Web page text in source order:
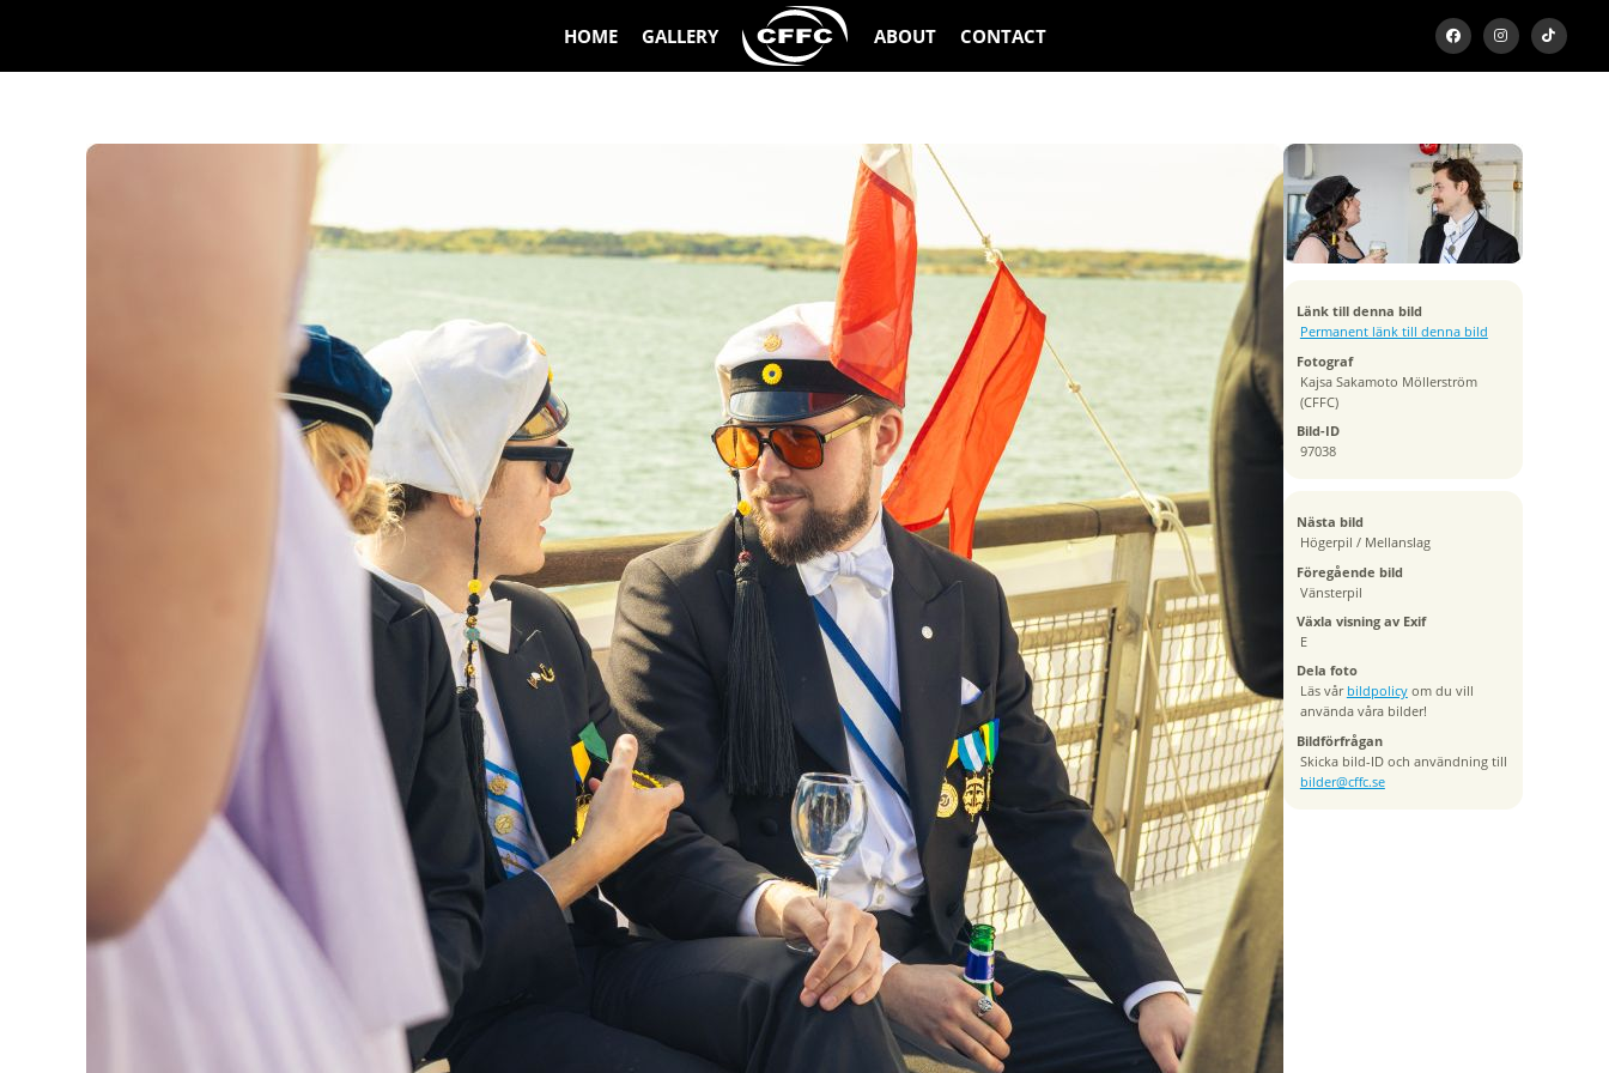
HOME GALLERY ABOUT CONTACT
Länk till denna bild
Permanent länk till denna bild
Fotograf
Kajsa Sakamoto Möllerström
(CFFC)
Bild-ID
97038
Exponeringstid
1/320 sek
Bländare
f/7.1
Tagen
ISO
320
Brännvidd
70 mm
Nästa bild
Högerpil / Mellanslag
Föregående bild
Vänsterpil
Växla visning av Exif
E
Dela foto
Läs vår bildpolicyom du vill
använda våra bilder!
Bildförfrågan
Skicka bild-ID och användning till
bilder@cffc.se